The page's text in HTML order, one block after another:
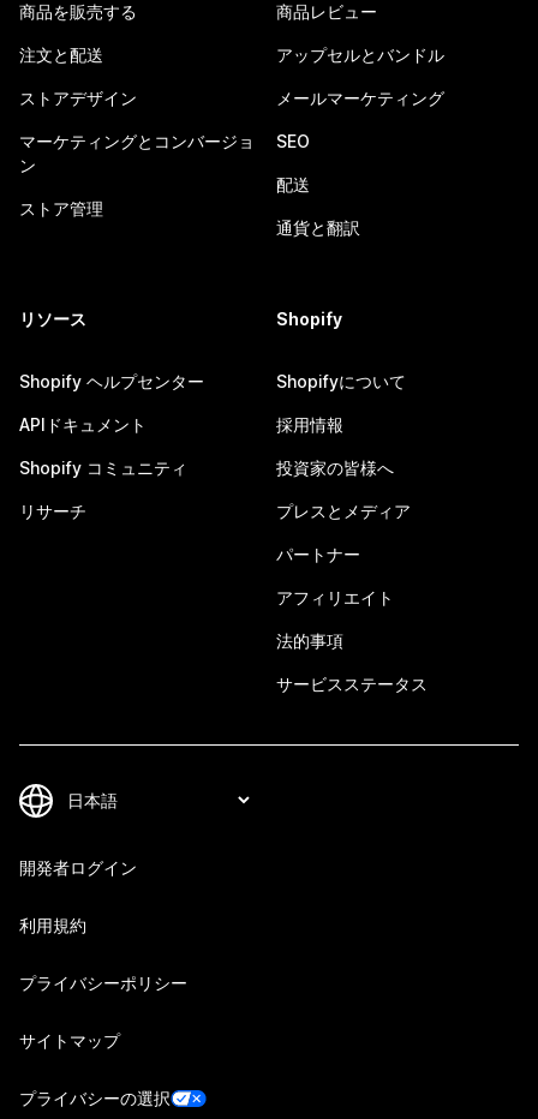
商品を販売する
注文と配送
ストアデザイン
マーケティングとコンバージョ
ン
ストア管理
商品レビュー
アップセルとバンドル
メールマーケティング
SEO
配送
通貨と翻訳
リソース
Shopify ヘルプセンター
APIドキュメント
Shopify コミュニティ
リサーチ
Shopify
Shopifyについて
採用情報
投資家の皆様へ
プレスとメディア
パートナー
アフィリエイト
法的事項
サービスステータス
開発者ログイン
利用規約
プライバシーポリシー
サイトマップ
プライバシーの選択